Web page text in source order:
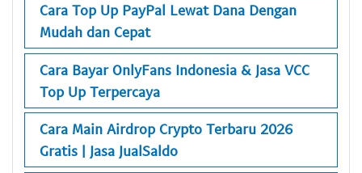
Cara Top Up PayPal Lewat Dana Dengan
Mudah dan Cepat
Cara Bayar OnlyFans Indonesia & Jasa VCC
Top Up Terpercaya
Cara Main Airdrop Crypto Terbaru 2026
Gratis | Jasa JualSaldo